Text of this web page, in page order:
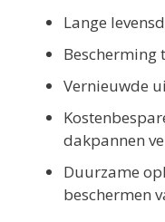
Lange
Bescherming
Vernieuwde
dakpannen
Duurzame
beschermen